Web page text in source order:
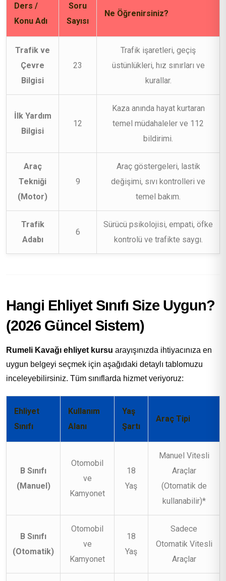
Ders /
Konu Adı
Soru
Sayısı
Ne Öğrenirsiniz?
Trafik ve
Çevre
Bilgisi
23
Trafik işaretleri, geçiş
üstünlükleri, hız sınırları ve
kurallar.
İlk Yardım
Bilgisi
12
Kaza anında hayat kurtaran
temel müdahaleler ve 112
bildirimi.
Araç
Tekniği
(Motor)
9
Araç göstergeleri, lastik
değişimi, sıvı kontrolleri ve
temel bakım.
Trafik
Adabı
6
Sürücü psikolojisi, empati, öfke
kontrolü ve trafikte saygı.
Hangi Ehliyet Sınıfı Size Uygun?
(2026 Güncel Sistem)
Rumeli Kavağı ehliyet kursu arayışınızda ihtiyacınıza en
uygun belgeyi seçmek için aşağıdaki detaylı tablomuzu
inceleyebilirsiniz. Tüm sınıflarda hizmet veriyoruz:
Ehliyet
Sınıfı
Kullanım
Alanı
Yaş
Şartı
Araç Tipi
B Sınıfı
(Manuel)
Otomobil
ve
Kamyonet
18
Yaş
Manuel Vitesli
Araçlar
(Otomatik de
kullanabilir)*
B Sınıfı
(Otomatik)
Otomobil
ve
Kamyonet
18
Yaş
Sadece
Otomatik Vitesli
Araçlar